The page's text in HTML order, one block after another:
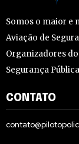
Somos o maior e
Aviação de
Organizadores
Segurança
CONTATO